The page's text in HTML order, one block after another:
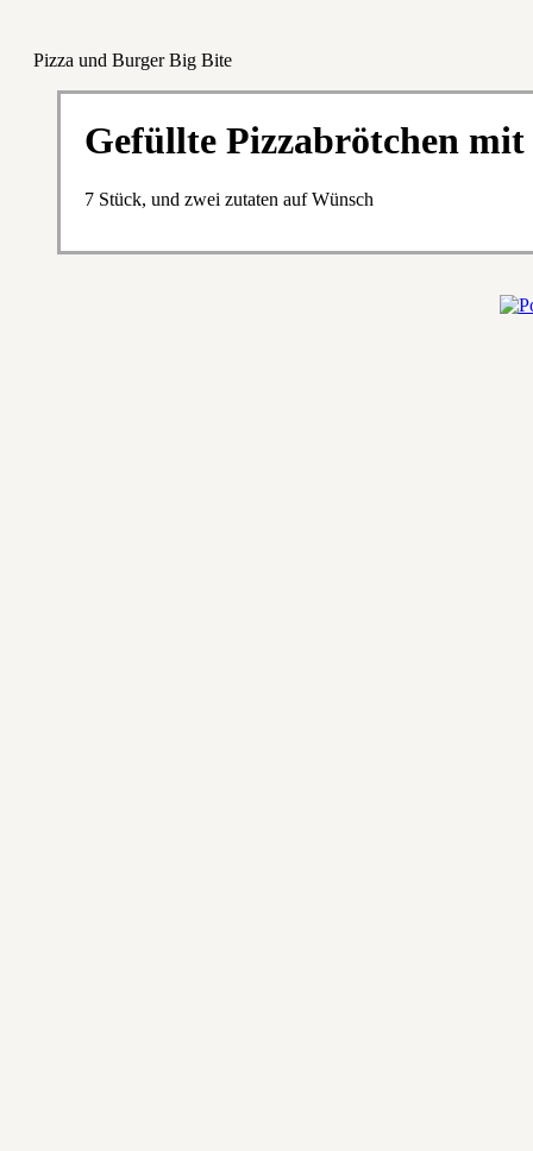
Pizza und Burger Big Bite
Gefüllte Pizzabrötchen mit
7 Stück, und zwei zutaten auf Wünsch